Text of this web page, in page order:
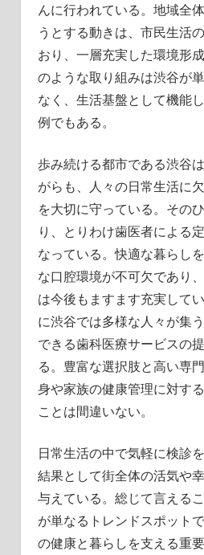
んに行われている。地域全
うとする動きは、市民生活
おり、一層充実した環境形
のような取り組みは渋谷が
なく、生活基盤として機能
例でもある。
歩み続ける都市である渋谷
がらも、人々の日常生活に
を大切に守っている。その
り、とりわけ歯医者による
なっている。快適な暮らし
な口腔環境が不可欠であり
は今後もますます充実して
に渋谷では多様な人々が集
できる歯科医療サービスの
る。豊富な選択肢と高い専
身や家族の健康管理に対す
ことは間違いない。
日常生活の中で気軽に検診
結果として街全体の活気や
与えている。総じて言える
が単なるトレンドスポット
の健康と暮らしを支える重